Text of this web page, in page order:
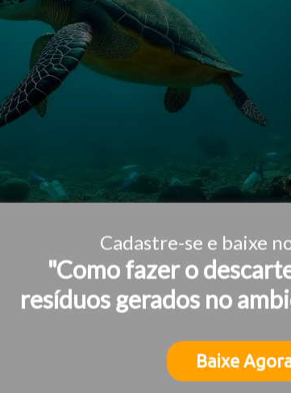
Cadastre-se e baixe
"Como fazer o
resíduos gerados no
Baixe
IDEIAS 2025: o
também!
cerca de 13 milhões de toneladas de